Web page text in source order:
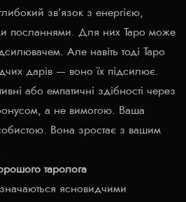
зв’язок з енергією,
посланнями. Для них Таро може
Але навіть тоді Таро
дарів — воно їх підсилює.
або емпатичні здібності через
а не вимогою. Ваша
Вона зростає з вашим
таролога
ясновидчими